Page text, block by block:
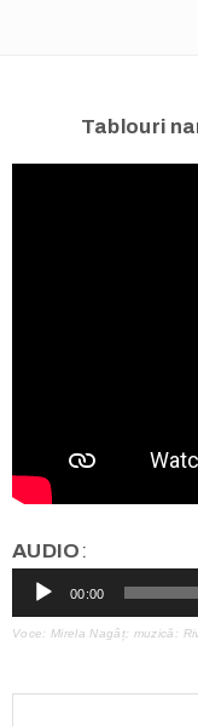
Tablouri
AUDIO :
Audio
Player
00:00
Voce: Mirela Nagâț; muzică: